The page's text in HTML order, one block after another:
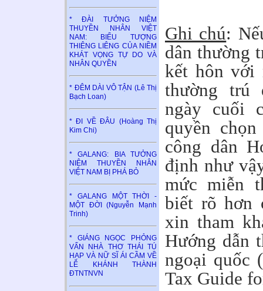
* ĐÀI TƯỞNG NIỆM
THUYỀN NHÂN VIỆT
NAM: BIỂU TƯỢNG
THIÊNG LIÊNG CỦA NIỀM
KHÁT VỌNG TỰ DO VÀ
NHÂN QUYỀN
* ĐÊM DÀI VÔ TẬN (Lê Thị
Bạch Loan)
* ĐI VỀ ĐÂU (Hoàng Thị
Kim Chi)
* GALANG: BIA TƯỞNG
NIỆM THUYỀN NHÂN
VIỆT NAM BỊ PHÁ BỎ
* GALANG MỘT THỜI -
MỘT ĐỜI (Nguyễn Mạnh
Trinh)
* GIÁNG NGỌC PHỎNG
VẤN NHÀ THƠ THÁI TÚ
HẠP VÀ NỮ SĨ ÁI CẦM VỀ
LỄ KHÁNH THÀNH
ĐTNTNVN
Ghi chú:
dân thường
kết hôn với
thường trú
ngày cuối
quyền
công dân
định như
mức miễn
biết rõ hơn
xin tham
Hướng dẫn
ngoại quốc
Tax Guide